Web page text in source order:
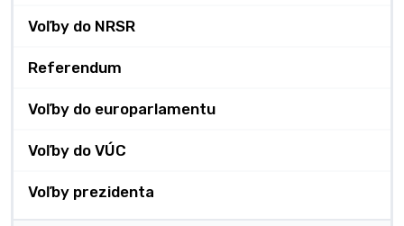
Voľby do NRSR
Referendum
Voľby do europarlamentu
Voľby do VÚC
Voľby prezidenta